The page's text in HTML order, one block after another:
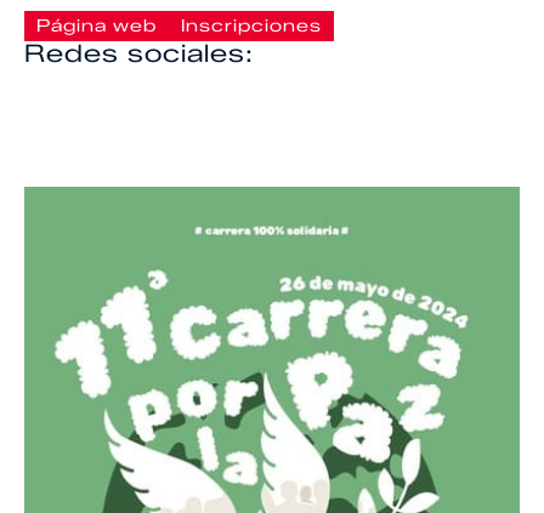
Página web Inscripciones
Redes sociales: